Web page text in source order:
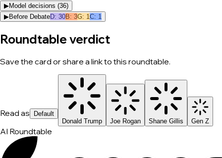
▶Model decisions (36)
▶Before DebateD: 30B: 3G: 1C: 1
Roundtable verdict
Save the card or share a link to this roundtable.
Read as
Default
Donald Trump
Joe Rogan Shane Gillis Gen Z
AI Roundtable